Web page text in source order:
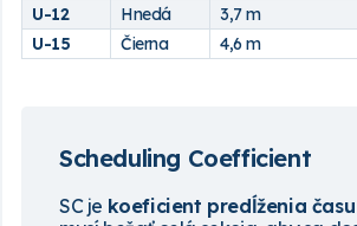
U-12
Hnedá 3,7 m
U-15
Čierna 4,6 m
Scheduling Coefficient
SC je koeficient predĺženia